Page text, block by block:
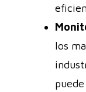
los